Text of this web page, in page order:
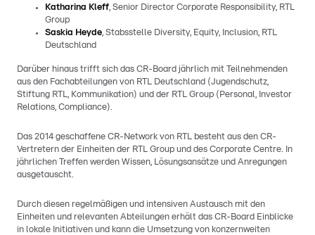
Katharina Kleff, Senior Director Corporate Responsibility, RTL
Group
Saskia Heyde, Stabsstelle Diversity, Equity, Inclusion, RTL
Deutschland
Darüber hinaus trifft sich das CR-Board jährlich mit Teilnehmenden
aus den Fachabteilungen von RTL Deutschland (Jugendschutz,
Stiftung RTL, Kommunikation) und der RTL Group (Personal, Investor
Relations, Compliance).
Das 2014 geschaffene CR-Network von RTL besteht aus den CR-
Vertretern der Einheiten der RTL Group und des Corporate Centre. In
jährlichen Treffen werden Wissen, Lösungsansätze und Anregungen
ausgetauscht.
Durch diesen regelmäßigen und intensiven Austausch mit den
Einheiten und relevanten Abteilungen erhält das CR-Board Einblicke
in lokale Initiativen und kann die Umsetzung von konzernweiten